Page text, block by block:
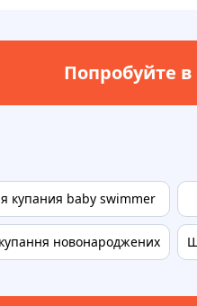
Попробуйте
купания baby swimmer
новонароджених